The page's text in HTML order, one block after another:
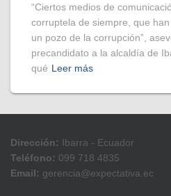
“Ciertos medios de
corruptela de siempre, que
un pozo de la corrupción”,
precandidato a la alcaldía de
qué Leer más
Dirección: Ibarra - Ecuador
Teléfono: 099 718 4835
Email: gerencia@expectativa.ec